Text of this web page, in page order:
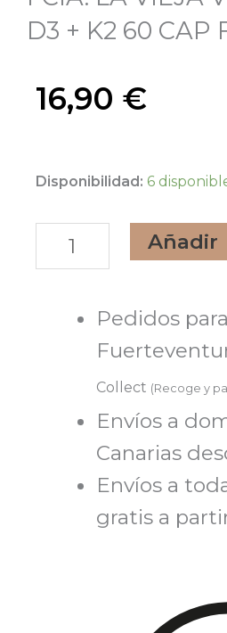
D3 + K2 60 CAP
16,90 €
Disponibilidad: 6
FCIA.
VIEJA
VITAMINA
Añadir
Pedidos para
Collect (Recoge y
Envíos a
Canarias
Envíos a
gratis a